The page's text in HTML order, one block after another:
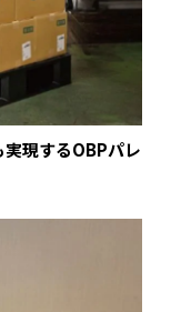
現するOBPパレ